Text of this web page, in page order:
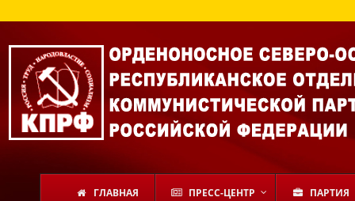
ГЛАВНАЯ ПРЕСС-ЦЕНТР ПАРТИЯ